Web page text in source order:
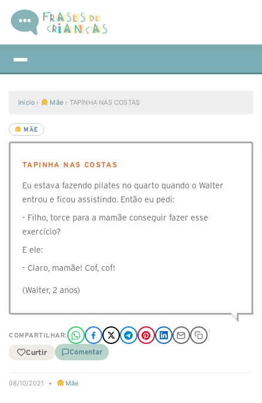
Início › Mãe › TAPINHA NAS COSTAS
MÃE
TAPINHA NAS COSTAS
Eu estava fazendo pilates no quarto quando o Walter
entrou e ficou assistindo. Então eu pedi:
- Filho, torce para a mamãe conseguir fazer esse
exercício?
E ele:
- Claro, mamãe! Cof, cof!
(Walter, 2 anos)
COMPARTILHAR:
Curtir Comentar
08/10/2021 • Mãe